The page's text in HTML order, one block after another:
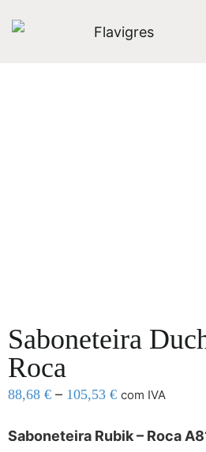
Saboneteira
Roca
88,68 € – 105,53 € com IVA
Saboneteira Rubik – Roca